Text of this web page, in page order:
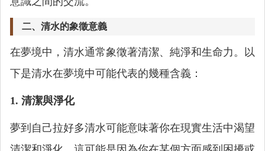
二、清水的象徵意義
在夢境中，清水通常象徵著清潔、純淨和生命力。以
下是清水在夢境中可能代表的幾種含義：
1. 清潔與淨化
夢到自己拉好多清水可能意味著你在現實生活中渴望